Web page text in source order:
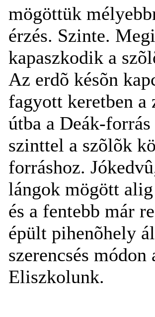
mögöttük
érzés. Szinte.
kapaszkodik a
Az erdõ késõn
fagyott keretben a
útba a Deák-
szinttel a szõlõk
forráshoz.
lángok mögött
és a fentebb már
épült pihenõhely
szerencsés
Eliszkolunk.